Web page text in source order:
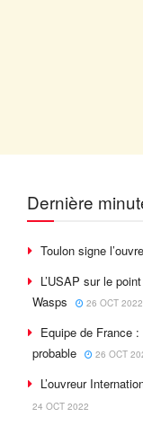
Dernière
Toulon signe
L’USAP sur le
Wasps
26 OCT 2022
Equipe de France
probable
26 OCT
L’ouvreur
24 OCT 2022